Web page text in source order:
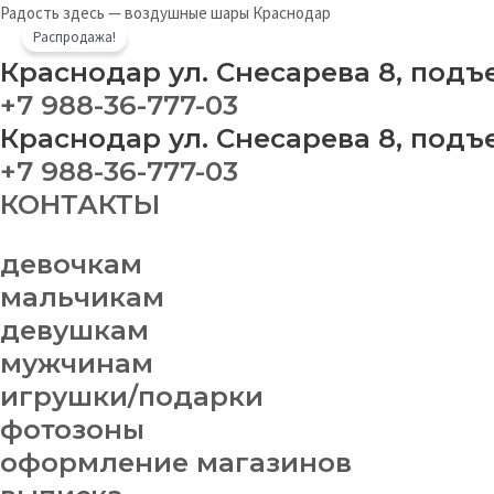
Перейти
содержимому
Радость здесь — воздушные шары Краснодар
Краснодар ул. Снесарева 8,
+7 988-36-777-03
Краснодар ул. Снесарева 8,
+7 988-36-777-03
КОНТАКТЫ
девочкам
мальчикам
девушкам
мужчинам
игрушки/подарки
фотозоны
оформление магазинов
Распродажа!
19